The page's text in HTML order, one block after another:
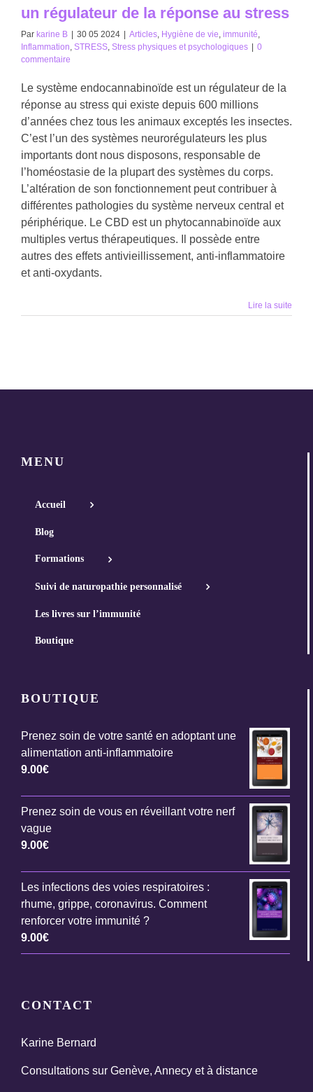
un régulateur de la réponse au stress
Par karine B 30 05 2024 Articles, Hygiène de vie, immunité,
Inflammation, STRESS, Stress physiques et psychologiques
0
commentaire
Le système endocannabinoïde est un régulateur de la
réponse au stress qui existe depuis 600 millions
d’années chez tous les animaux exceptés les insectes.
C’est l’un des systèmes neurorégulateurs les plus
importants dont nous disposons, responsable de
l’homéostasie de la plupart des systèmes du corps.
L’altération de son fonctionnement peut contribuer à
différentes pathologies du système nerveux central et
périphérique. Le CBD est un phytocannabinoïde aux
multiples vertus thérapeutiques. Il possède entre
autres des effets antivieillissement, anti-inflammatoire
et anti-oxydants.
Lire la suite
MENU
Accueil
Blog
Formations
Suivi de naturopathie personnalisé
Les livres sur l’immunité
Boutique
BOUTIQUE
Prenez soin de votre santé en adoptant une
alimentation anti-inflammatoire
9.00€
Prenez soin de vous en réveillant votre nerf
vague
9.00€
Les infections des voies respiratoires :
rhume, grippe, coronavirus. Comment
renforcer votre immunité ?
9.00€
CONTACT
Karine Bernard
Consultations sur Genève, Annecy et à distance